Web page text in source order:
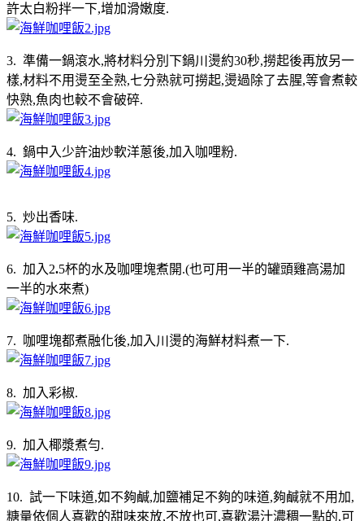
許太白粉拌一下,增加滑嫩度.
3. 準備一鍋滾水,將材料分別下鍋川燙約30秒,撈起後再放另一
樣,材料不用燙至全熟,七分熟就可撈起,燙過除了去腥,等會煮較
快熟,魚肉也較不會破碎.
4. 鍋中入少許油炒軟洋蔥後,加入咖哩粉.
5. 炒出香味.
6. 加入2.5杯的水及咖哩塊煮開.(也可用一半的罐頭雞高湯加
一半的水來煮)
7. 咖哩塊都煮融化後,加入川燙的海鮮材料煮一下.
8. 加入彩椒.
9. 加入椰漿煮勻.
10. 試一下味道,如不夠鹹,加鹽補足不夠的味道,夠鹹就不用加,
糖量依個人喜歡的甜味來放,不放也可,喜歡湯汁濃稠一點的,可